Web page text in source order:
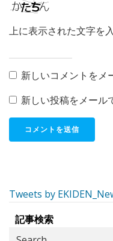
上に表示された文字を
新しいコメントをメ
新しい投稿をメール
Tweets by
記事検索
Search